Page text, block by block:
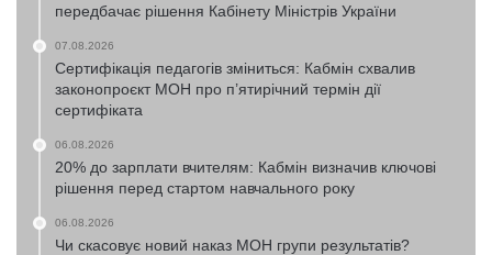
передбачає рішення Кабінету Міністрів України
07.08.2026
Сертифікація педагогів зміниться: Кабмін схвалив
законопроєкт МОН про п’ятирічний термін дії
сертифіката
06.08.2026
20% до зарплати вчителям: Кабмін визначив ключові
рішення перед стартом навчального року
06.08.2026
Чи скасовує новий наказ МОН групи результатів?